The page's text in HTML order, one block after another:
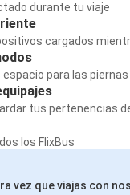
durante tu viaje
cargados
para las piernas
tus pertenencias
los FlixBus
vez que viajas con